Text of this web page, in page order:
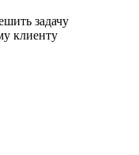
задачу
клиенту